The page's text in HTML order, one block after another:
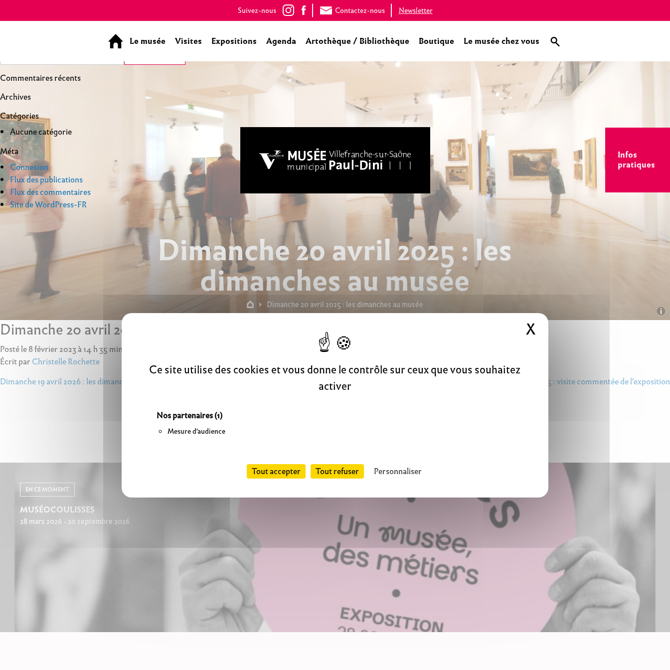
Ce site utilise des cookies et vous donne le contrôle sur ceux que vous souhaitez
activer
Nos partenaires(1)
Mesure d'audience
Tout accepter Tout refuser Personnaliser
X
Suivez-nous Contactez-nous Newsletter
Le musée Visites Expositions Agenda Artothèque / Bibliothèque Boutique Le musée chez vous
Infos
pratiques
Dimanche 20 avril 2025 : les
dimanches au musée
Dimanche 20 avril 2025 : les dimanches au musée
Dimanche 20 avril 2025 : les dimanches au musée
Posté le 8 février 2023 à 14 h 35 min.
Écrit par Christelle Rochette
Navigation
Dimanche 19 avril 2026 : les dimanches au musée Dimanche 11 mai 2025 : visite commentée de l’exposition
Commentaires récents
Archives
Catégories
Aucune catégorie
Méta
Connexion
Flux des publications
Flux des commentaires
Site de WordPress-FR
EN CE MOMENT
MUSÉOCOULISSES
28 mars 2026 - 20 septembre 2026